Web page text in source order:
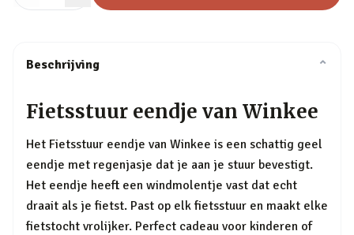
Beschrijving ⌄
Fietsstuur eendje van Winkee
Het Fietsstuur eendje van Winkee is een schattig geel
eendje met regenjasje dat je aan je stuur bevestigt.
Het eendje heeft een windmolentje vast dat echt
draait als je fietst. Past op elk fietsstuur en maakt elke
fietstocht vrolijker. Perfect cadeau voor kinderen of